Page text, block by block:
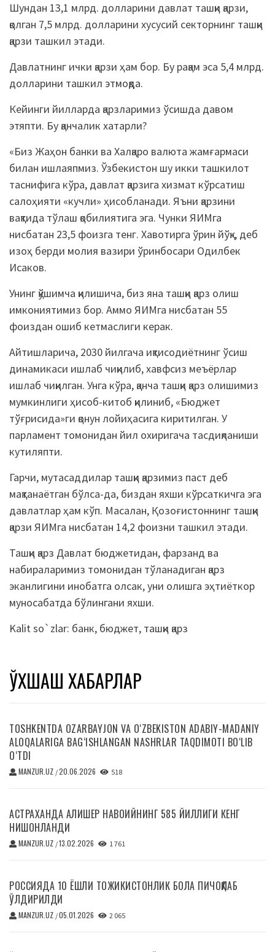
Шундан 13,1 млрд. долларини давлат ташқи қарзи,
қолган 7,5 млрд. долларини хусусий секторнинг ташқи
қарзи ташкил этади.
Давлатнинг ички қарзи ҳам бор. Бу рақам эса 5,4 млрд.
долларини ташкил этмоқда.
Кейинги йилларда қарзларимиз ўсишда давом
этяпти. Бу қанчалик хатарли?
«Биз Жаҳон банки ва Халқаро валюта жамғармаси
билан ишлаяпмиз. Ўзбекистон шу икки ташкилот
таснифига кўра, давлат қарзига хизмат кўрсатиш
салоҳияти «кучли» ҳисобланади. Яъни қарзини
вақтида тўлаш қобилиятига эга. Чунки ЯИМга
нисбатан 23,5 фоизга тенг. Хавотирга ўрин йўқ», деб
изоҳ берди молия вазири ўринбосари Одилбек
Исаков.
Унинг қўшимча қилишича, биз яна ташқи қарз олиш
имкониятимиз бор. Аммо ЯИМга нисбатан 55
фоиздан ошиб кетмаслиги керак.
Айтишларича, 2030 йилгача иқтисодиётнинг ўсиш
динамикаси ишлаб чиқилиб, хавфсиз меъёрлар
ишлаб чиқилган. Унга кўра, қанча ташқи қарз олишимиз
мумкинлиги ҳисоб-китоб қилиниб, «Бюджет
тўғрисида»ги қонун лойиҳасига киритилган. У
парламент томонидан йил охиригача тасдиқланиши
кутиляпти.
Гарчи, мутасаддилар ташқи қарзимиз паст деб
мақтанаётган бўлса-да, биздан яхши кўрсаткичга эга
давлатлар ҳам кўп. Масалан, Қозоғистоннинг ташқи
қарзи ЯИМга нисбатан 14,2 фоизни ташкил этади.
Ташқи қарз Давлат бюджетидан, фарзанд ва
набираларимиз томонидан тўланадиган қарз
эканлигини инобатга олсак, уни олишга эҳтиёткор
муносабатда бўлингани яхши.
Kalit so`zlar: банк, бюджет, ташқи қарз
ЎХШАШ ХАБАРЛАР
TOSHKENTDA OZARBAYJON VA O‘ZBEKISTON ADABIY-MADANIY
ALOQALARIGA BAG‘ISHLANGAN NASHRLAR TAQDIMOTI BO‘LIB
O‘TDI
MANZUR.UZ /20.06.2026 518
АСТРАХАНДА АЛИШЕР НАВОИЙНИНГ 585 ЙИЛЛИГИ КЕНГ
НИШОНЛАНДИ
MANZUR.UZ /13.02.2026 1 761
РОССИЯДА 10 ЁШЛИ ТОЖИКИСТОНЛИК БОЛА ПИЧОҚЛАБ
ЎЛДИРИЛДИ
MANZUR.UZ /05.01.2026 2 065